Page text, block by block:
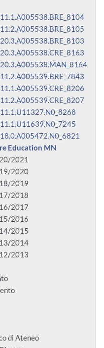
Education MN
2021
2020
2019
2018
2017
2016
2015
2014
2013
di Ateneo